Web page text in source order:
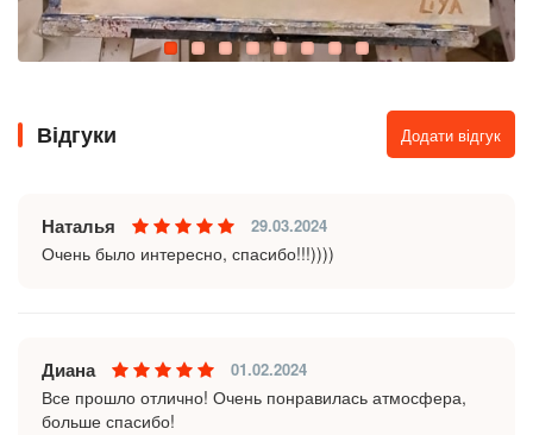
Відгуки Додати відгук
Наталья 29.03.2024
Очень было интересно, спасибо!!!))))
Диана 01.02.2024
Все прошло отлично! Очень понравилась атмосфера,
больше спасибо!